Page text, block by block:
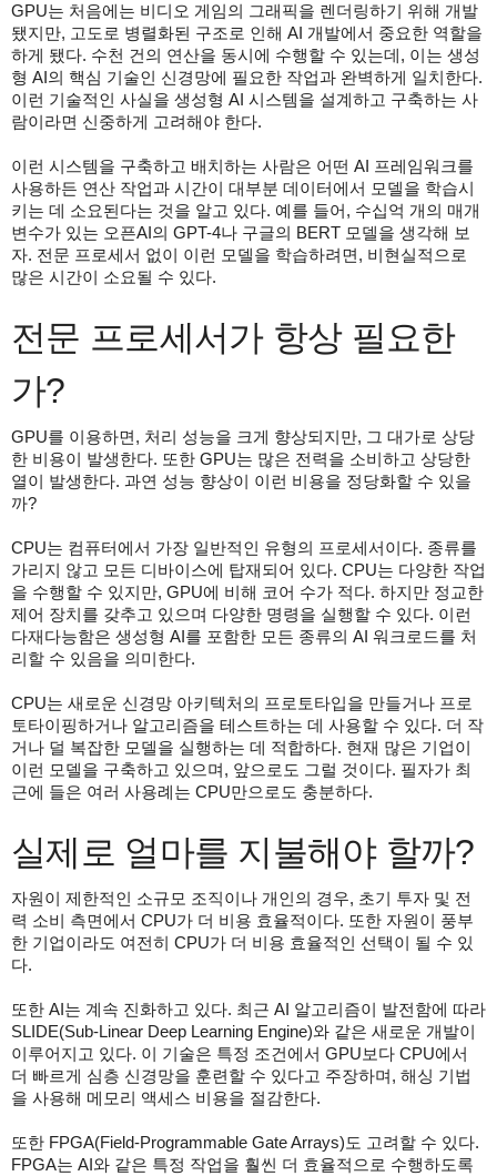
GPU는 처음에는 비디오 게임의 그래픽을 렌더링하기 위해 개발
됐지만, 고도로 병렬화된 구조로 인해 AI 개발에서 중요한 역할을
하게 됐다. 수천 건의 연산을 동시에 수행할 수 있는데, 이는 생성
형 AI의 핵심 기술인 신경망에 필요한 작업과 완벽하게 일치한다.
이런 기술적인 사실을 생성형 AI 시스템을 설계하고 구축하는 사
람이라면 신중하게 고려해야 한다.
이런 시스템을 구축하고 배치하는 사람은 어떤 AI 프레임워크를
사용하든 연산 작업과 시간이 대부분 데이터에서 모델을 학습시
키는 데 소요된다는 것을 알고 있다. 예를 들어, 수십억 개의 매개
변수가 있는 오픈AI의 GPT-4나 구글의 BERT 모델을 생각해 보
자. 전문 프로세서 없이 이런 모델을 학습하려면, 비현실적으로
많은 시간이 소요될 수 있다.
전문 프로세서가 항상 필요한
가?
GPU를 이용하면, 처리 성능을 크게 향상되지만, 그 대가로 상당
한 비용이 발생한다. 또한 GPU는 많은 전력을 소비하고 상당한
열이 발생한다. 과연 성능 향상이 이런 비용을 정당화할 수 있을
까?
CPU는 컴퓨터에서 가장 일반적인 유형의 프로세서이다. 종류를
가리지 않고 모든 디바이스에 탑재되어 있다. CPU는 다양한 작업
을 수행할 수 있지만, GPU에 비해 코어 수가 적다. 하지만 정교한
제어 장치를 갖추고 있으며 다양한 명령을 실행할 수 있다. 이런
다재다능함은 생성형 AI를 포함한 모든 종류의 AI 워크로드를 처
리할 수 있음을 의미한다.
CPU는 새로운 신경망 아키텍처의 프로토타입을 만들거나 프로
토타이핑하거나 알고리즘을 테스트하는 데 사용할 수 있다. 더 작
거나 덜 복잡한 모델을 실행하는 데 적합하다. 현재 많은 기업이
이런 모델을 구축하고 있으며, 앞으로도 그럴 것이다. 필자가 최
근에 들은 여러 사용례는 CPU만으로도 충분하다.
실제로 얼마를 지불해야 할까?
자원이 제한적인 소규모 조직이나 개인의 경우, 초기 투자 및 전
력 소비 측면에서 CPU가 더 비용 효율적이다. 또한 자원이 풍부
한 기업이라도 여전히 CPU가 더 비용 효율적인 선택이 될 수 있
다.
또한 AI는 계속 진화하고 있다. 최근 AI 알고리즘이 발전함에 따라
SLIDE(Sub-Linear Deep Learning Engine)와 같은 새로운 개발이
이루어지고 있다. 이 기술은 특정 조건에서 GPU보다 CPU에서
더 빠르게 심층 신경망을 훈련할 수 있다고 주장하며, 해싱 기법
을 사용해 메모리 액세스 비용을 절감한다.
또한 FPGA(Field-Programmable Gate Arrays)도 고려할 수 있다.
FPGA는 AI와 같은 특정 작업을 훨씬 더 효율적으로 수행하도록